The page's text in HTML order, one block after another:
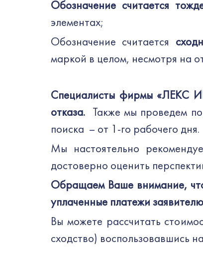
Обозначение считается
элементах;
Обозначение считается
маркой в целом, несмотря на
Специалисты фирмы «ЛЕКС
отказа. Также мы проведем
поиска – от 1-го рабочего дня.
Мы настоятельно
достоверно оценить
Обращаем Ваше внимание,
уплаченные платежи
Вы можете рассчитать
сходство) воспользовавшись